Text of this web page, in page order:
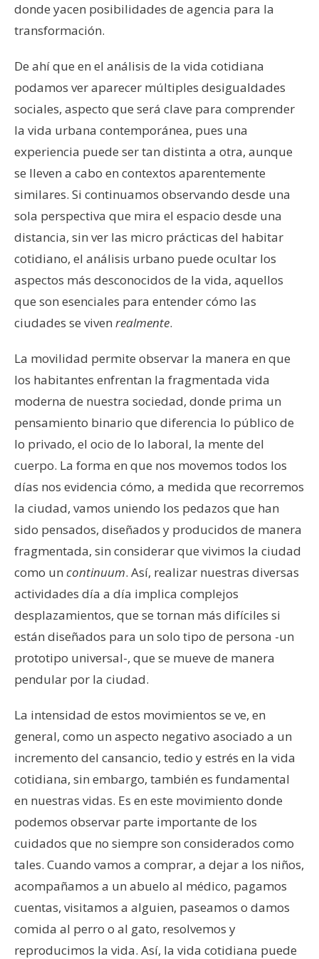
donde yacen posibilidades de agencia para la
transformación.
De ahí que en el análisis de la vida cotidiana
podamos ver aparecer múltiples desigualdades
sociales, aspecto que será clave para comprender
la vida urbana contemporánea, pues una
experiencia puede ser tan distinta a otra, aunque
se lleven a cabo en contextos aparentemente
similares. Si continuamos observando desde una
sola perspectiva que mira el espacio desde una
distancia, sin ver las micro prácticas del habitar
cotidiano, el análisis urbano puede ocultar los
aspectos más desconocidos de la vida, aquellos
que son esenciales para entender cómo las
ciudades se viven realmente.
La movilidad permite observar la manera en que
los habitantes enfrentan la fragmentada vida
moderna de nuestra sociedad, donde prima un
pensamiento binario que diferencia lo público de
lo privado, el ocio de lo laboral, la mente del
cuerpo. La forma en que nos movemos todos los
días nos evidencia cómo, a medida que recorremos
la ciudad, vamos uniendo los pedazos que han
sido pensados, diseñados y producidos de manera
fragmentada, sin considerar que vivimos la ciudad
como un continuum. Así, realizar nuestras diversas
actividades día a día implica complejos
desplazamientos, que se tornan más difíciles si
están diseñados para un solo tipo de persona -un
prototipo universal-, que se mueve de manera
pendular por la ciudad.
La intensidad de estos movimientos se ve, en
general, como un aspecto negativo asociado a un
incremento del cansancio, tedio y estrés en la vida
cotidiana, sin embargo, también es fundamental
en nuestras vidas. Es en este movimiento donde
podemos observar parte importante de los
cuidados que no siempre son considerados como
tales. Cuando vamos a comprar, a dejar a los niños,
acompañamos a un abuelo al médico, pagamos
cuentas, visitamos a alguien, paseamos o damos
comida al perro o al gato, resolvemos y
reproducimos la vida. Así, la vida cotidiana puede